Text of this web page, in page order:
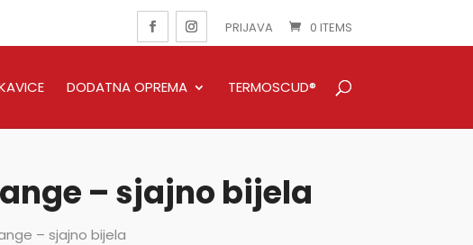
PRIJAVA 0 ITEMS
DODATNA OPREMA TERMOSCUD®
– sjajno bijela
– sjajno bijela